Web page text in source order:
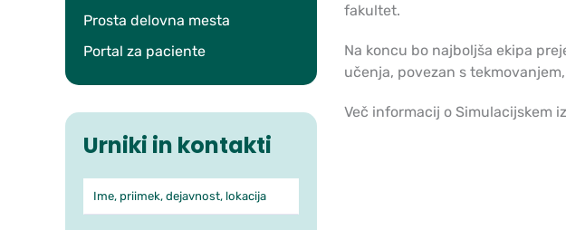
Prosta delovna mesta
Portal za paciente
Urniki in kontakti
Iskanje po ambulantah in zdravnikih
Ime, priimek, dejavnost, lokacija
fakultet.
Na koncu bo najboljša ekipa
učenja, povezan s
Več informacij o Simulacijskem